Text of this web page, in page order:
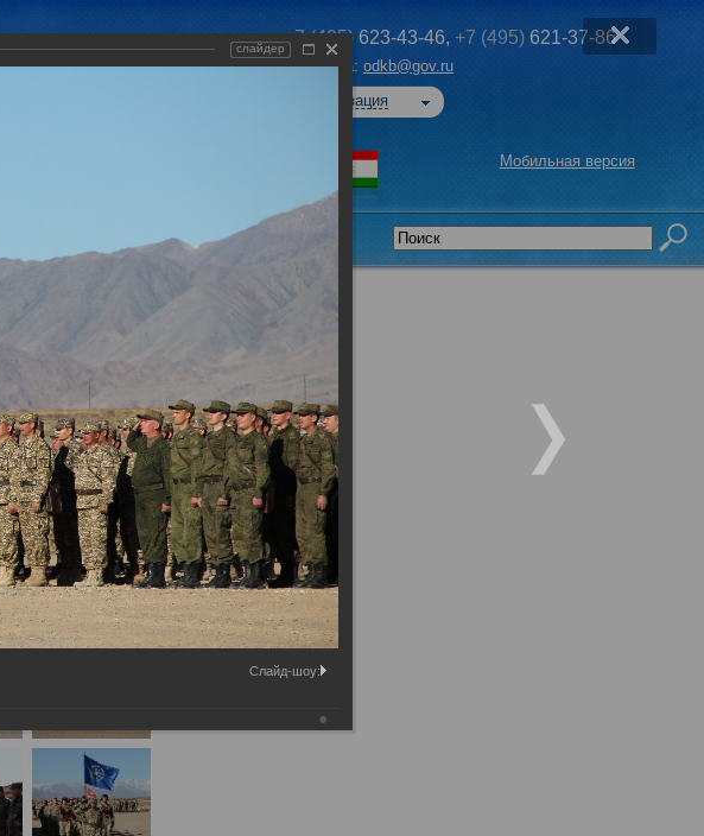
+7 (495) 623-43-46, +7 (495) 621-37-86
Эл. почта: odkb@gov.ru
Авторизация
Мобильная версия
Приоритеты председательства
ЦАР «Рубеж-2016»
слайдер
Слайд-шоу: